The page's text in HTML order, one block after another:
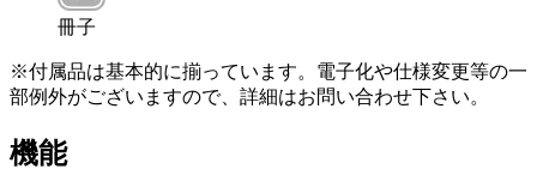
冊子
※付属品は基本的に揃っています。電子化や仕様変更等の一
部例外がございますので、詳細はお問い合わせ下さい。
機能